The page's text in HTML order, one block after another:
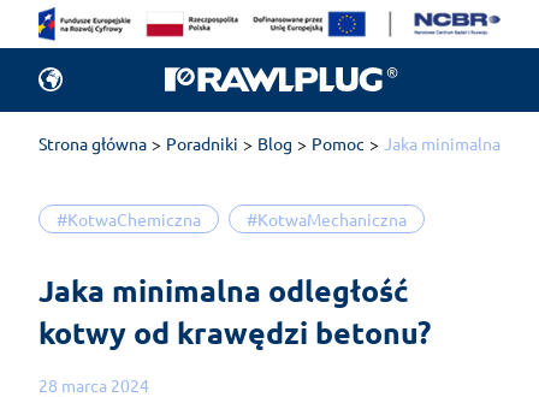
Strona główna Poradniki Blog Pomoc Jaka minimalna
#KotwaChemiczna #KotwaMechaniczna
Jaka minimalna odległość
kotwy od krawędzi betonu?
28 marca 2024